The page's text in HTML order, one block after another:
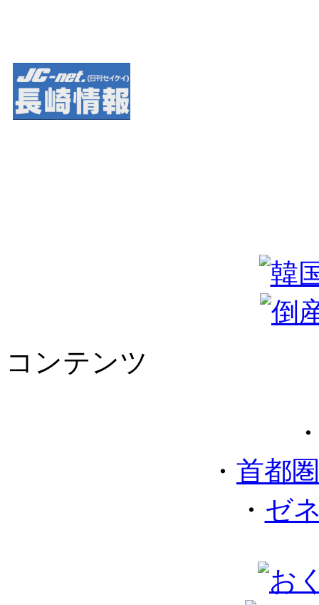
コンテンツ
・ 首都
・ ゼ